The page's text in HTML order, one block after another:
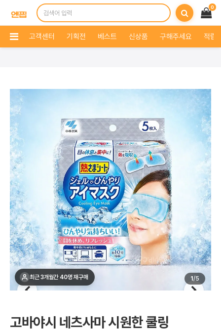
0
고객센터 기획전 베스트 신상품 구해주세요 적립
1 /5
최근 3개월간 40명 재구매
고바야시 네츠사마 시원한 쿨링